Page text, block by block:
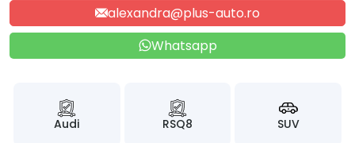
alexandra@plus-auto.ro
Whatsapp
Audi RSQ8 SUV